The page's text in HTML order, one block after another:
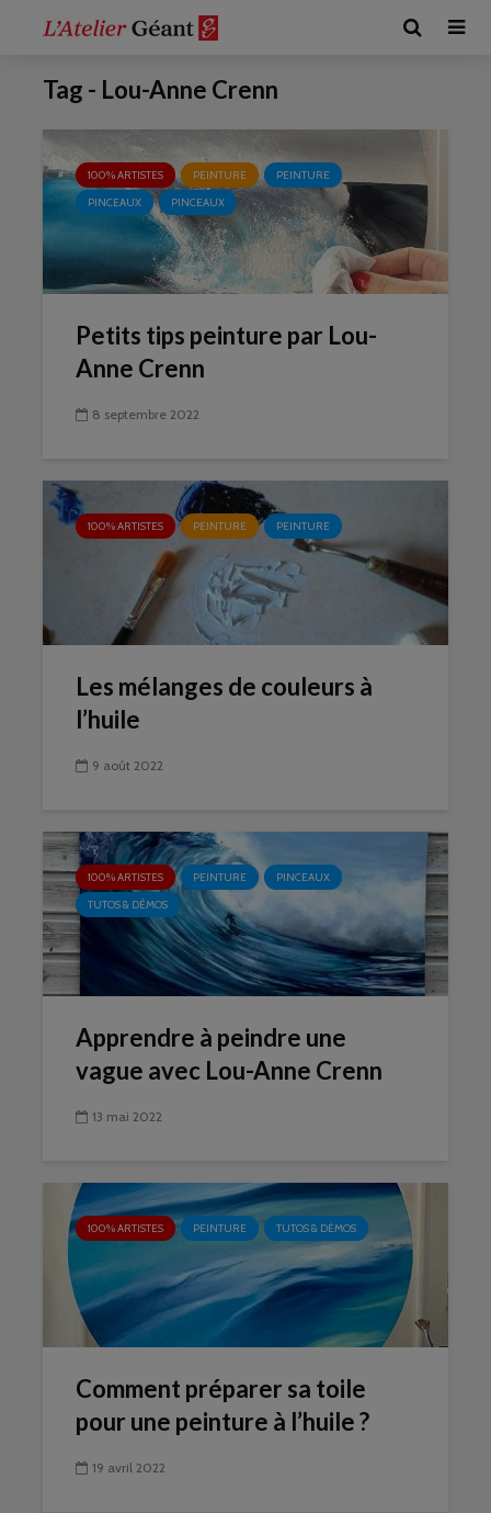
Tag - Lou-Anne Crenn
100% ARTISTES PEINTURE
PEINTURE
PINCEAUX
PINCEAUX
Petits tips peinture par Lou-
Anne Crenn
8 septembre 2022
100% ARTISTES PEINTURE PEINTURE
Les mélanges de couleurs à
l’huile
9 août 2022
100% ARTISTES PEINTURE
PINCEAUX
TUTOS & DÉMOS
Apprendre à peindre une
vague avec Lou-Anne Crenn
13 mai 2022
100% ARTISTES PEINTURE TUTOS & DÉMOS
Comment préparer sa toile
pour une peinture à l’huile ?
19 avril 2022